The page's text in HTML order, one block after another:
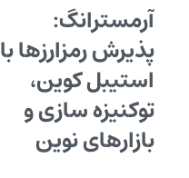
آرمسترانگ:
پذیرش رمزارزها با
استیبل کوین،
توکنیزه سازی و
بازارهای نوین